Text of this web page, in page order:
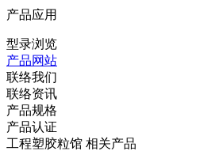
产品应用
型录浏览
产品网站
联络我们
联络资讯
产品规格
产品认证
工程塑胶粒馆 相关产品